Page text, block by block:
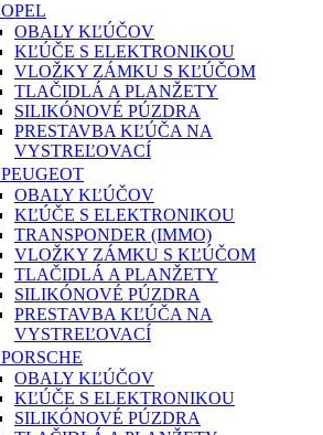
OPEL
OBALY KĽÚČOV
KĽÚČE S ELEKTRONIKOU
VLOŽKY ZÁMKU S KĽÚČOM
TLAČIDLÁ A PLANŽETY
SILIKÓNOVÉ PÚZDRA
PRESTAVBA KĽÚČA NA
VYSTREĽOVACÍ
PEUGEOT
OBALY KĽÚČOV
KĽÚČE S ELEKTRONIKOU
TRANSPONDER (IMMO)
VLOŽKY ZÁMKU S KĽÚČOM
TLAČIDLÁ A PLANŽETY
SILIKÓNOVÉ PÚZDRA
PRESTAVBA KĽÚČA NA
VYSTREĽOVACÍ
PORSCHE
OBALY KĽÚČOV
KĽÚČE S ELEKTRONIKOU
SILIKÓNOVÉ PÚZDRA